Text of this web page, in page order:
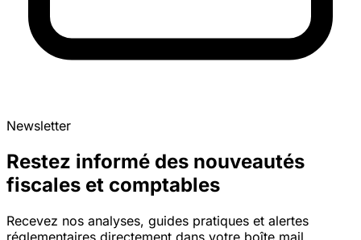
Newsletter
Restez informé des nouveautés
fiscales et comptables
Recevez nos analyses, guides pratiques et alertes
réglementaires directement dans votre boîte mail.